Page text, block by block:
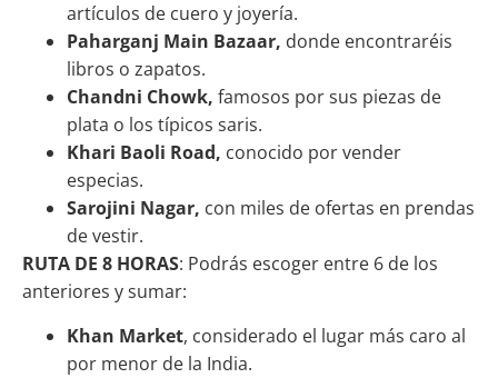
artículos de cuero y joyería.
Paharganj Main Bazaar, donde encontraréis
libros o zapatos.
Chandni Chowk, famosos por sus piezas de
plata o los típicos saris.
Khari Baoli Road, conocido por vender
especias.
Sarojini Nagar, con miles de ofertas en prendas
de vestir.
RUTA DE 8 HORAS: Podrás escoger entre 6 de los
anteriores y sumar:
Khan Market, considerado el lugar más caro al
por menor de la India.